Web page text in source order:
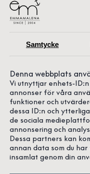
Samtycke
Denna webbplats
Vi utnyttjar enhets-
annonser för våra
funktioner och
dessa ID:n och
de sociala
annonsering och
Dessa partners kan
annan data som du
insamlat genom din